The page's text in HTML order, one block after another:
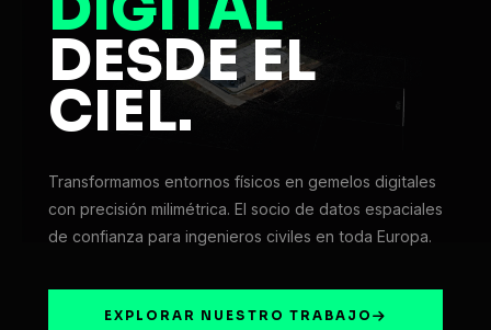
DESDE EL
CIEL.
Transformamos entornos físicos en gemelos digitales
con precisión milimétrica. El socio de datos espaciales
de confianza para ingenieros civiles en toda Europa.
EXPLORAR NUESTRO TRABAJO